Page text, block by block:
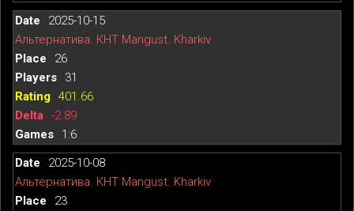
2025-10-15
Альтернатива. КНТ Mangust. Kharkiv
26
31
401.66
-2.89
1:6
2025-10-08
Альтернатива. КНТ Mangust. Kharkiv
23